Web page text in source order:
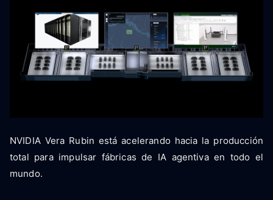
NVIDIA Vera Rubin está acelerando hacia la producción
total para impulsar fábricas de IA agentiva en todo el
mundo.